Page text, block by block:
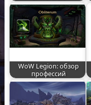
WoW Legion: обзор
профессий